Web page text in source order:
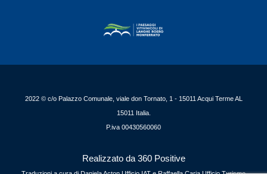
2022 © c/o Palazzo Comunale, viale don Tornato, 1 - 15011 Acqui Terme AL
15011 Italia.
P.iva 00430560060
Realizzato da 360 Positive